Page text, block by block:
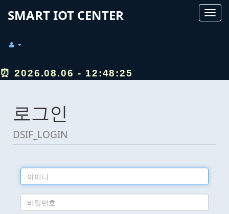
Toggle
SMART IOT CENTER
⏰ 2026.08.06 - 12:48:25
로그인
DSIF_LOGIN